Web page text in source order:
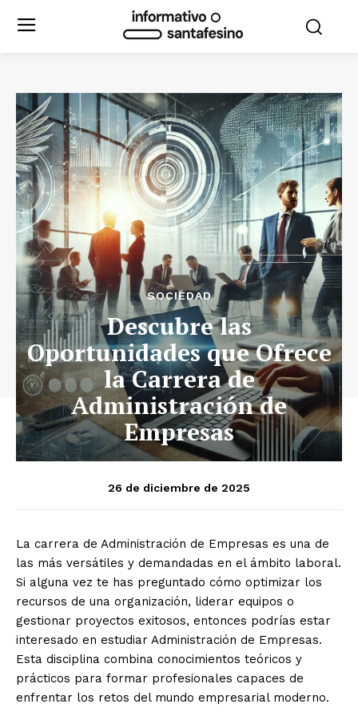
SOCIEDAD
Descubre las
Oportunidades que Ofrece
la Carrera de
Administración de
Empresas
26 de diciembre de 2025
La carrera de Administración de Empresas es una de
las más versátiles y demandadas en el ámbito laboral.
Si alguna vez te has preguntado cómo optimizar los
recursos de una organización, liderar equipos o
gestionar proyectos exitosos, entonces podrías estar
interesado en estudiar Administración de Empresas.
Esta disciplina combina conocimientos teóricos y
prácticos para formar profesionales capaces de
enfrentar los retos del mundo empresarial moderno.